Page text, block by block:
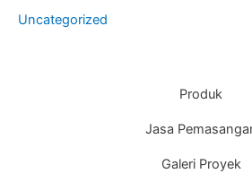
Uncategorized
Produk
Jasa
Galeri Proyek